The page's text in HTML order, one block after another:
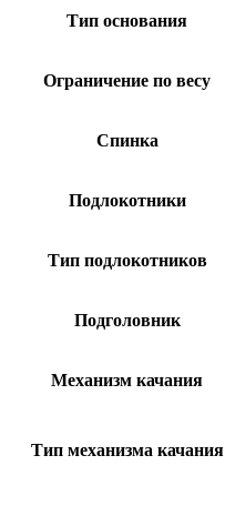
Тип основания
Ограничение по весу
Спинка
Подлокотники
Тип подлокотников
Подголовник
Механизм качания
Тип механизма качания